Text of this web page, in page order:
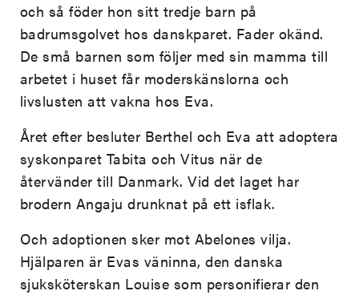
och så föder hon sitt tredje barn på
badrumsgolvet hos danskparet. Fader okänd.
De små barnen som följer med sin mamma till
arbetet i huset får moderskänslorna och
livslusten att vakna hos Eva.
Året efter besluter Berthel och Eva att adoptera
syskonparet Tabita och Vitus när de
återvänder till Danmark. Vid det laget har
brodern Angaju drunknat på ett isflak.
Och adoptionen sker mot Abelones vilja.
Hjälparen är Evas väninna, den danska
sjuksköterskan Louise som personifierar den